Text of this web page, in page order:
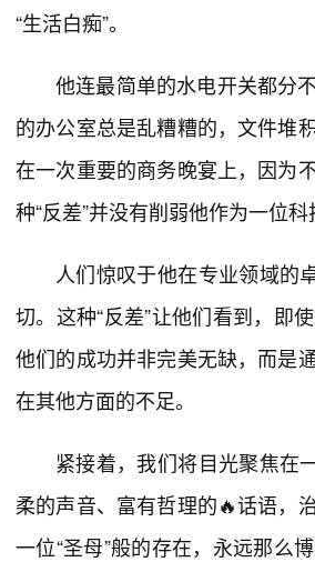
“生活白痴”。
他连最简单的水电开关都分
的办公室总是乱糟糟的，文件堆
在一次重要的商务晚宴上，因为
种“反差”并没有削弱他作为一位
人们惊叹于他在专业领域的
切。这种“反差”让他们看到，即
他们的成功并非完美无缺，而是
在其他方面的不足。
紧接着，我们将目光聚焦在
柔的声音、富有哲理的🔥话语，
一位“圣母”般的存在，永远那么